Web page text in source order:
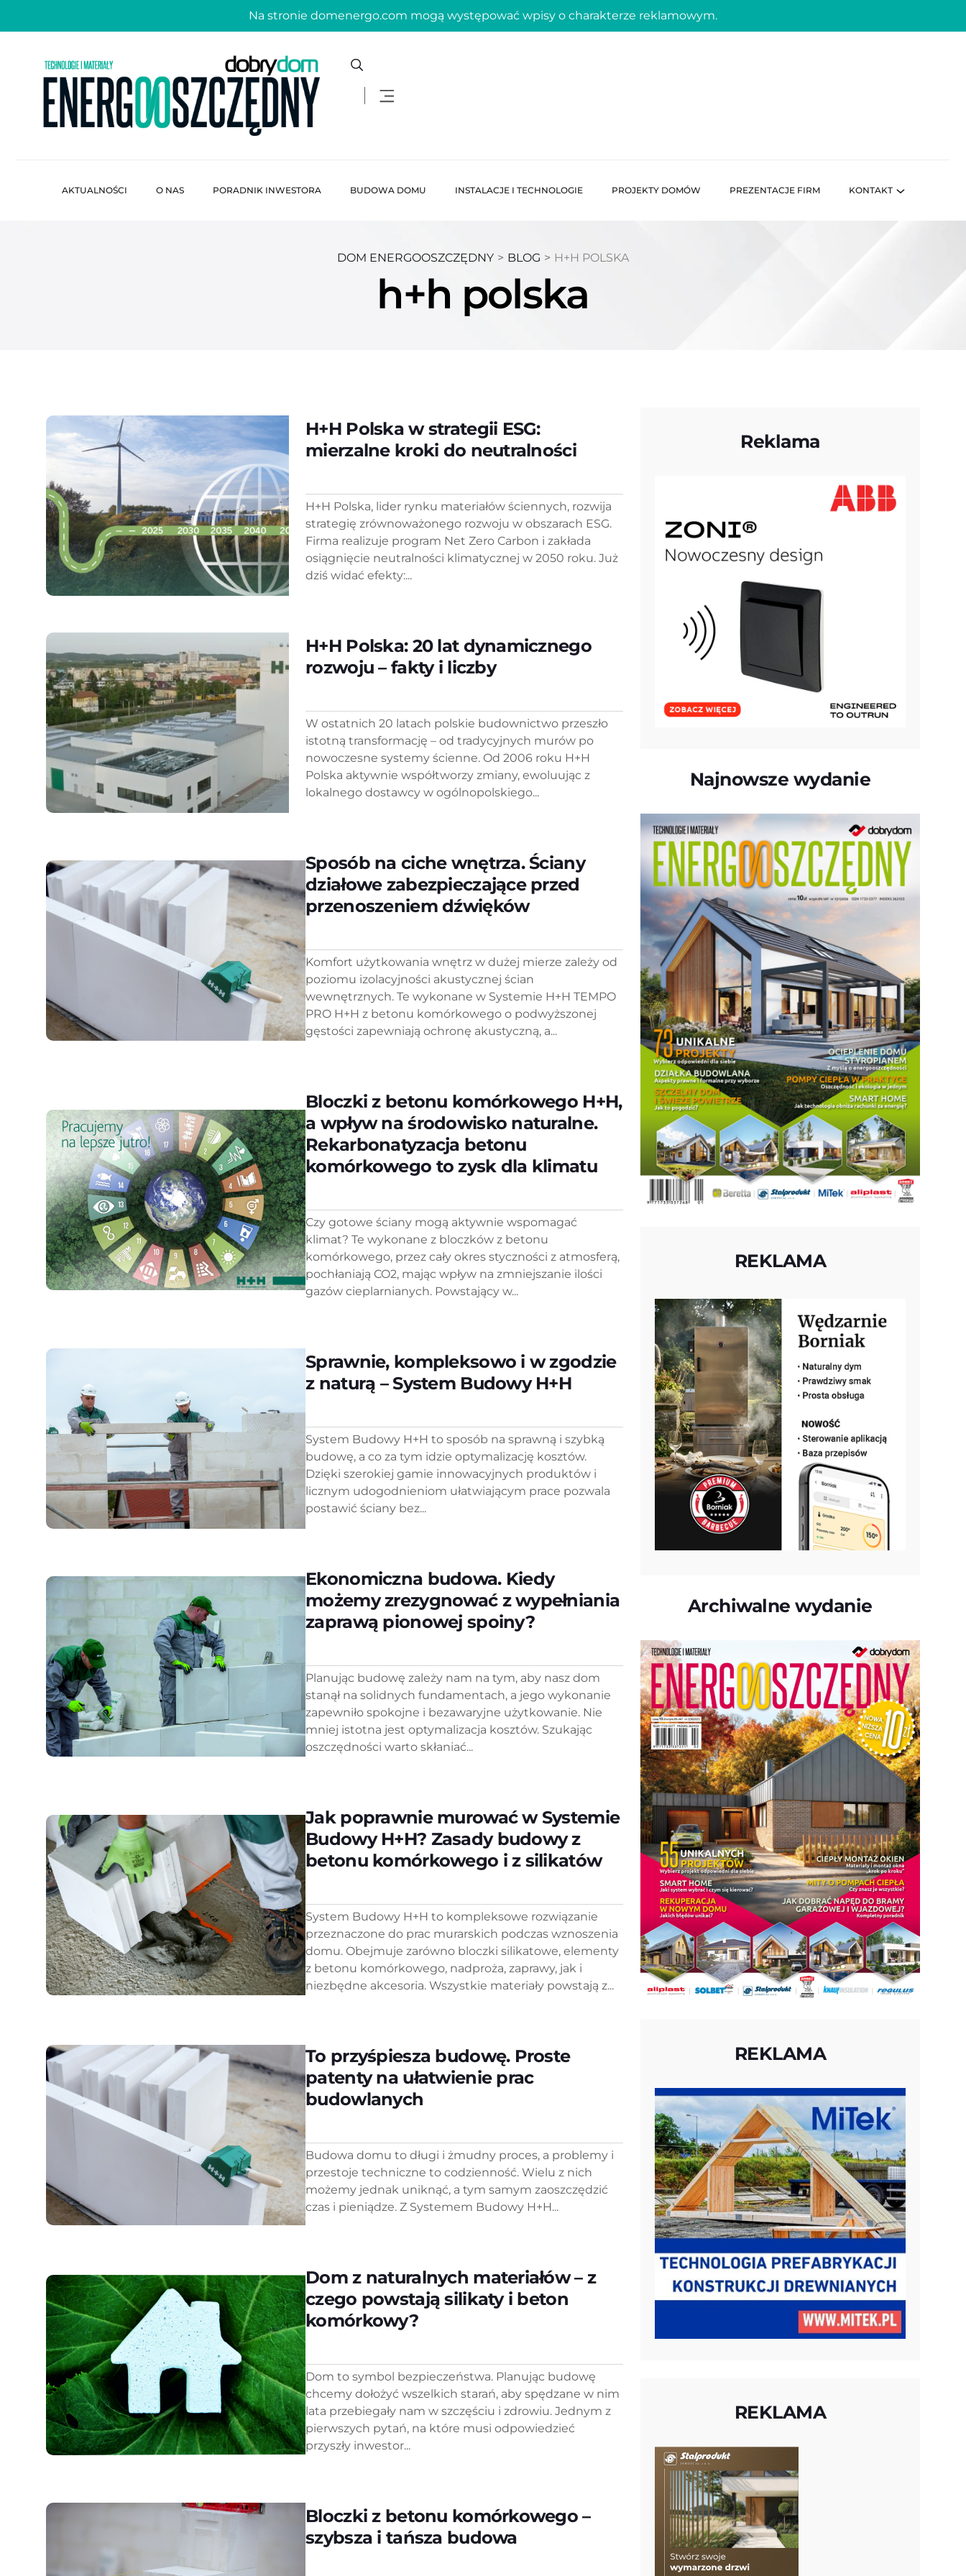
Na stronie domenergo.com mogą występować wpisy o charakterze reklamowym.
AKTUALNOŚCI O NAS PORADNIK INWESTORA BUDOWA DOMU INSTALACJE I TECHNOLOGIE PROJEKTY DOMÓW PREZENTACJE FIRM KONTAKT
DOM ENERGOOSZCZĘDNY > BLOG > H+H POLSKA
h+h polska
H+H Polska w strategii ESG:
mierzalne kroki do neutralności
H+H Polska, lider rynku materiałów ściennych, rozwija
strategię zrównoważonego rozwoju w obszarach ESG.
Firma realizuje program Net Zero Carbon i zakłada
osiągnięcie neutralności klimatycznej w 2050 roku. Już
dziś widać efekty:...
H+H Polska: 20 lat dynamicznego
rozwoju – fakty i liczby
W ostatnich 20 latach polskie budownictwo przeszło
istotną transformację – od tradycyjnych murów po
nowoczesne systemy ścienne. Od 2006 roku H+H
Polska aktywnie współtworzy zmiany, ewoluując z
lokalnego dostawcy w ogólnopolskiego...
Sposób na ciche wnętrza. Ściany
działowe zabezpieczające przed
przenoszeniem dźwięków
Komfort użytkowania wnętrz w dużej mierze zależy od
poziomu izolacyjności akustycznej ścian
wewnętrznych. Te wykonane w Systemie H+H TEMPO
PRO H+H z betonu komórkowego o podwyższonej
gęstości zapewniają ochronę akustyczną, a...
Bloczki z betonu komórkowego H+H,
a wpływ na środowisko naturalne.
Rekarbonatyzacja betonu
komórkowego to zysk dla klimatu
Czy gotowe ściany mogą aktywnie wspomagać
klimat? Te wykonane z bloczków z betonu
komórkowego, przez cały okres styczności z atmosferą,
pochłaniają CO2, mając wpływ na zmniejszanie ilości
gazów cieplarnianych. Powstający w...
Sprawnie, kompleksowo i w zgodzie
z naturą – System Budowy H+H
System Budowy H+H to sposób na sprawną i szybką
budowę, a co za tym idzie optymalizację kosztów.
Dzięki szerokiej gamie innowacyjnych produktów i
licznym udogodnieniom ułatwiającym prace pozwala
postawić ściany bez...
Ekonomiczna budowa. Kiedy
możemy zrezygnować z wypełniania
zaprawą pionowej spoiny?
Planując budowę zależy nam na tym, aby nasz dom
stanął na solidnych fundamentach, a jego wykonanie
zapewniło spokojne i bezawaryjne użytkowanie. Nie
mniej istotna jest optymalizacja kosztów. Szukając
oszczędności warto skłaniać...
Jak poprawnie murować w Systemie
Budowy H+H? Zasady budowy z
betonu komórkowego i z silikatów
System Budowy H+H to kompleksowe rozwiązanie
przeznaczone do prac murarskich podczas wznoszenia
domu. Obejmuje zarówno bloczki silikatowe, elementy
z betonu komórkowego, nadproża, zaprawy, jak i
niezbędne akcesoria. Wszystkie materiały powstają z...
To przyśpiesza budowę. Proste
patenty na ułatwienie prac
budowlanych
Budowa domu to długi i żmudny proces, a problemy i
przestoje techniczne to codzienność. Wielu z nich
możemy jednak uniknąć, a tym samym zaoszczędzić
czas i pieniądze. Z Systemem Budowy H+H...
Dom z naturalnych materiałów – z
czego powstają silikaty i beton
komórkowy?
Dom to symbol bezpieczeństwa. Planując budowę
chcemy dołożyć wszelkich starań, aby spędzane w nim
lata przebiegały nam w szczęściu i zdrowiu. Jednym z
pierwszych pytań, na które musi odpowiedzieć
przyszły inwestor...
Bloczki z betonu komórkowego –
szybsza i tańsza budowa
Reklama
Najnowsze wydanie
REKLAMA
Archiwalne wydanie
REKLAMA
REKLAMA